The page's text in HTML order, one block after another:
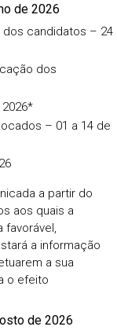
de 2026
candidatos – 24
dos
– 01 a 14 de
a partir do
aos quais a
favorável,
a informação
a sua
o efeito
de 2026